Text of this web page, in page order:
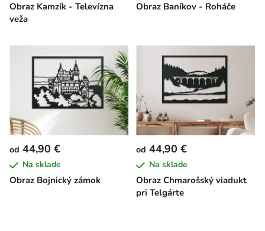
Obraz Kamzík - Televízna
veža
Obraz Baníkov - Roháče
Obraz Bojnický zámok
od 44,90 €
Na sklade
Obraz Chmarošský viadukt
pri Telgárte
od 44,90 €
Na sklade